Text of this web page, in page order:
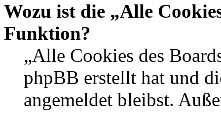
Wozu ist die „Alle
Funktion?
„Alle Cookies des
phpBB erstellt hat und
angemeldet bleibst.